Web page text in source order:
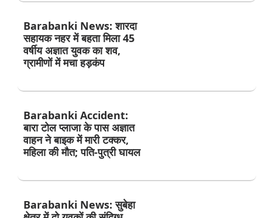
Barabanki News: शारदा
सहायक नहर में बहता मिला 45
वर्षीय अज्ञात युवक का शव,
ग्रामीणों में मचा हड़कंप
Barabanki Accident:
बारा टोल प्लाजा के पास अज्ञात
वाहन ने बाइक में मारी टक्कर,
महिला की मौत; पति-पुत्री घायल
Barabanki News: सुबेहा